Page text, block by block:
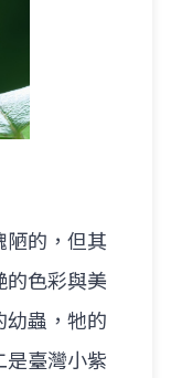
陋的，但其
的色彩與美
幼蟲，牠的
是臺灣小紫